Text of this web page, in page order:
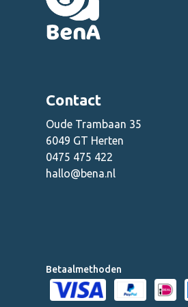
Contact
Oude Trambaan 35
6049 GT Herten
0475 475 422
hallo@bena.nl
Betaalmethoden